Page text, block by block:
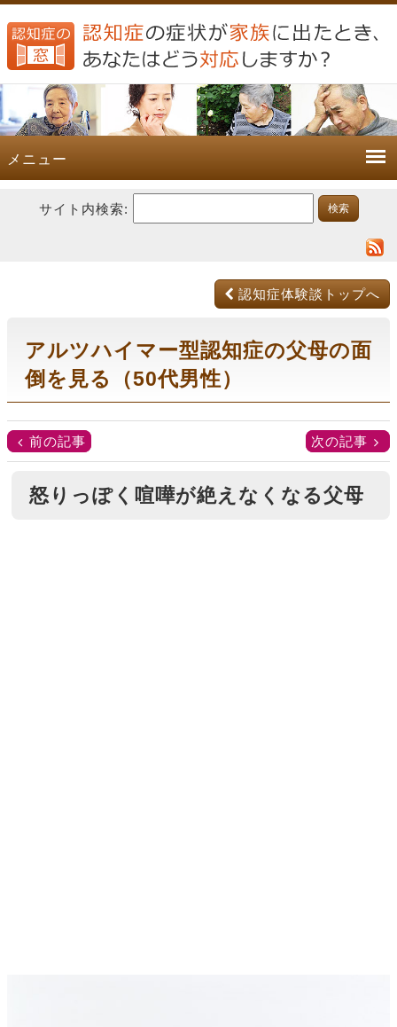
メニュー
サイト内検索:
認知症体験談トップへ
アルツハイマー型認知症の父母の面
倒を見る（50代男性）
次の記事
前の記事
怒りっぽく喧嘩が絶えなくなる父母